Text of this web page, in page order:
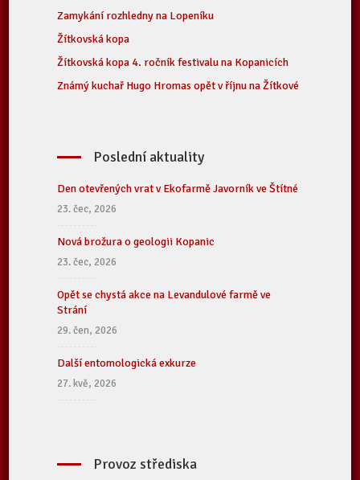
Zamykání rozhledny na Lopeníku
Žítkovská kopa
Žítkovská kopa 4. ročník festivalu na Kopanicích
Známý kuchař Hugo Hromas opět v říjnu na Žítkové
Poslední aktuality
Den otevřených vrat v Ekofarmě Javorník ve Štítné
23. čec, 2026
Nová brožura o geologii Kopanic
23. čec, 2026
Opět se chystá akce na Levandulové farmě ve
Strání
29. čen, 2026
Další entomologická exkurze
27. kvě, 2026
Provoz střediska